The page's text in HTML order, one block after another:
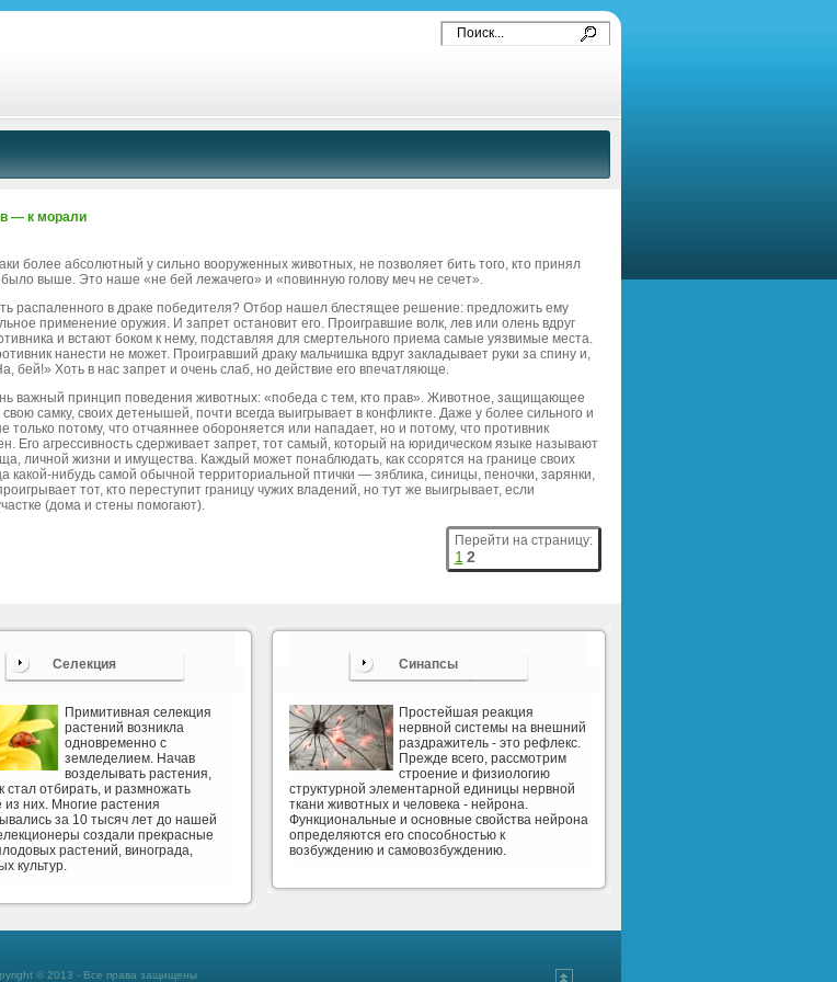
— к морали
более абсолютный у сильно вооруженных животных, не позволяет бить того, кто принял
выше. Это наше «не бей лежачего» и «повинную голову меч не сечет».
распаленного в драке победителя? Отбор нашел блестящее решение: предложить ему
применение оружия. И запрет остановит его. Проигравшие волк, лев или олень вдруг
и встают боком к нему, подставляя для смертельного приема самые уязвимые места.
нанести не может. Проигравший драку мальчишка вдруг закладывает руки за спину и,
бей!» Хоть в нас запрет и очень слаб, но действие его впечатляюще.
важный принцип поведения животных: «победа с тем, кто прав». Животное, защищающее
самку, своих детенышей, почти всегда выигрывает в конфликте. Даже у более сильного и
только потому, что отчаяннее обороняется или нападает, но и потому, что противник
Его агрессивность сдерживает запрет, тот самый, который на юридическом языке называют
личной жизни и имущества. Каждый может понаблюдать, как ссорятся на границе своих
какой-нибудь самой обычной территориальной птички — зяблика, синицы, пеночки, зарянки,
тот, кто переступит границу чужих владений, но тут же выигрывает, если
(дома и стены помогают).
Перейти на страницу:
1 2
Селекция
Примитивная селекция
растений возникла
одновременно с
земледелием. Начав
возделывать растения,
стал отбирать, и размножать
из них. Многие растения
за 10 тысяч лет до нашей
создали прекрасные
растений, винограда,
культур.
Синапсы
Простейшая реакция
нервной системы на внешний
раздражитель - это рефлекс.
Прежде всего, рассмотрим
строение и физиологию
структурной элементарной единицы нервной
ткани животных и человека - нейрона.
Функциональные и основные свойства нейрона
определяются его способностью к
возбуждению и самовозбуждению.
© 2013 - Все права защищены